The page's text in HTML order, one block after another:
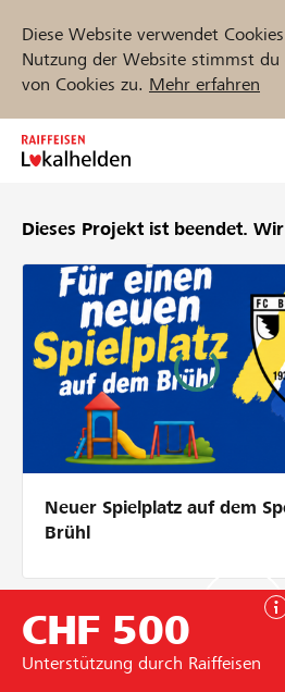
Diese Website verwendet
Nutzung der Website stimmst du
von Cookies zu. Mehr erfahren
Zum
Inhalt
Unterstützen
Hilfe & Support
Partner /
Anmelden
Projekte und Organisationen
Dieses Projekt ist beendet.
Neuer Spielplatz auf dem
Brühl
CHF 500
Unterstützung durch Raiffeisen